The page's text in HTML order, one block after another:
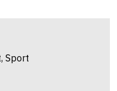
Sport